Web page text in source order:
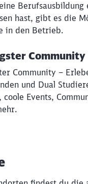
hast, gibt es die
in den Betrieb.
Community
Community –
und Dual
coole Events,